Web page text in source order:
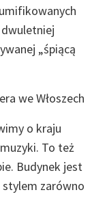
dwuletniej
„śpiącą
we Włoszech
o kraju
To też
Budynek jest
zarówno